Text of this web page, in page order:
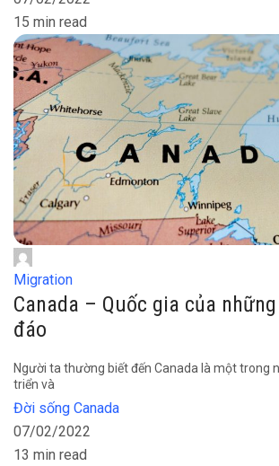
15 min read
Migration
Canada – Quốc gia của
đáo
Người ta thường biết đến Canada là một trong
triển và
Đời sống Canada
07/02/2022
13 min read